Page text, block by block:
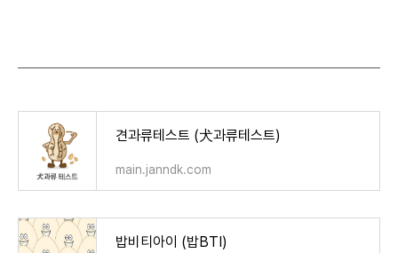
견과류테스트 (犬과류테스트)
main.janndk.com
밥비티아이 (밥BTI)